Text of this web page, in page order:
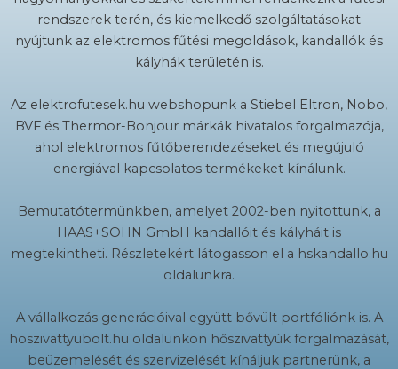
rendszerek terén, és kiemelkedő szolgáltatásokat
nyújtunk az elektromos fűtési megoldások, kandallók és
kályhák területén is.
Az elektrofutesek.hu webshopunk a Stiebel Eltron, Nobo,
BVF és Thermor-Bonjour márkák hivatalos forgalmazója,
ahol elektromos fűtőberendezéseket és megújuló
energiával kapcsolatos termékeket kínálunk.
Bemutatótermünkben, amelyet 2002-ben nyitottunk, a
HAAS+SOHN GmbH kandallóit és kályháit is
megtekintheti. Részletekért látogasson el a hskandallo.hu
oldalunkra.
A vállalkozás generációival együtt bővült portfóliónk is. A
hoszivattyubolt.hu oldalunkon hőszivattyúk forgalmazását,
beüzemelését és szervizelését kínáljuk partnerünk, a